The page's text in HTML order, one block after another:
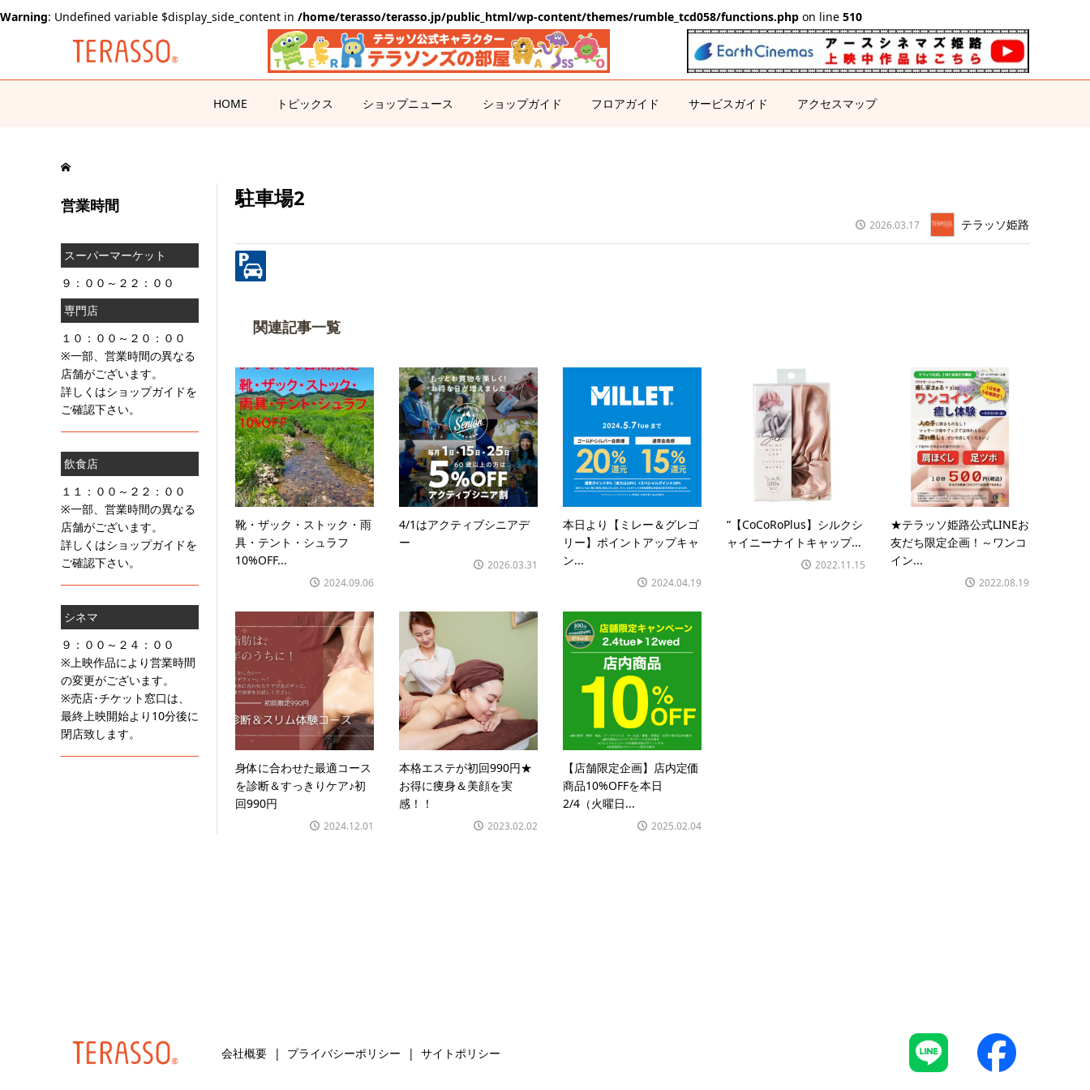
Warning: Undefined variable $display_side_content in /home/terasso/terasso.jp/public_html/wp-content/themes/rumble_tcd058/functions.php on line 510
HOME トピックス ショップニュース ショップガイド フロアガイド サービスガイド アクセスマップ
駐車場2
2026.03.17 テラッソ姫路
関連記事一覧
靴・ザック・ストック・雨
具・テント・シュラフ
10%OFF...
2024.09.06
4/1はアクティブシニアデ
ー
2026.03.31
本日より【ミレー＆グレゴ
リー】ポイントアップキャ
ン...
2024.04.19
“【CoCoRoPlus】シルクシ
ャイニーナイトキャップ...
2022.11.15
★テラッソ姫路公式LINEお
友だち限定企画！～ワンコ
イン...
2022.08.19
身体に合わせた最適コース
を診断＆すっきりケア♪初
回990円
2024.12.01
本格エステが初回990円★
お得に痩身＆美顔を実
感！！
2023.02.02
【店舗限定企画】店内定価
商品10%OFFを本日
2/4（火曜日...
2025.02.04
営業時間
スーパーマーケット
９：００～２２：００
専門店
１０：００～２０：００
※一部、営業時間の異なる
店舗がございます。
詳しくはショップガイドを
ご確認下さい。
飲食店
１１：００～２２：００
※一部、営業時間の異なる
店舗がございます。
詳しくはショップガイドを
ご確認下さい。
シネマ
９：００～２４：００
※上映作品により営業時間
の変更がございます。
※売店･チケット窓口は、
最終上映開始より10分後に
閉店致します。
会社概要 プライバシーポリシー サイトポリシー